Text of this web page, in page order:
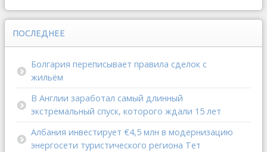
ПОСЛЕДНЕЕ
Болгария переписывает правила сделок с
жильём
В Англии заработал самый длинный
экстремальный спуск, которого ждали 15 лет
Албания инвестирует €4,5 млн в модернизацию
энергосети туристического региона Тет